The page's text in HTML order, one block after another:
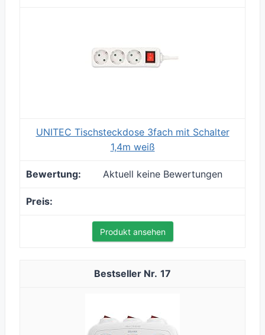
UNITEC Tischsteckdose 3fach mit Schalter
1,4m weiß
Aktuell keine Bewertungen
Produkt ansehen
17